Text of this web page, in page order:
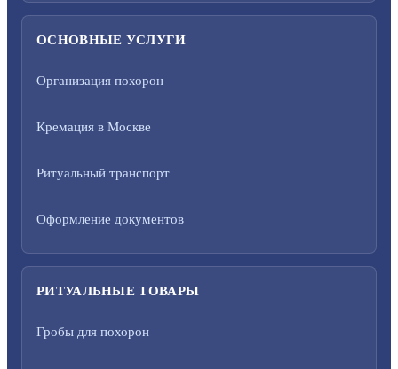
ОСНОВНЫЕ УСЛУГИ
Организация похорон
Кремация в Москве
Ритуальный транспорт
Оформление документов
РИТУАЛЬНЫЕ ТОВАРЫ
Гробы для похорон